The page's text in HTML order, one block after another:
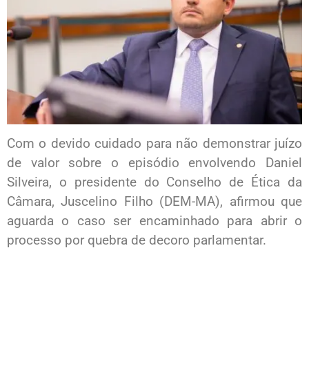
Com o devido cuidado para não demonstrar juízo
de valor sobre o episódio envolvendo Daniel
Silveira, o presidente do Conselho de Ética da
Câmara, Juscelino Filho (DEM-MA), afirmou que
aguarda o caso ser encaminhado para abrir o
processo por quebra de decoro parlamentar.